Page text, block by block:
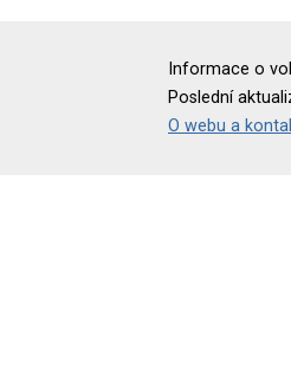
Informace o
Poslední
O webu a